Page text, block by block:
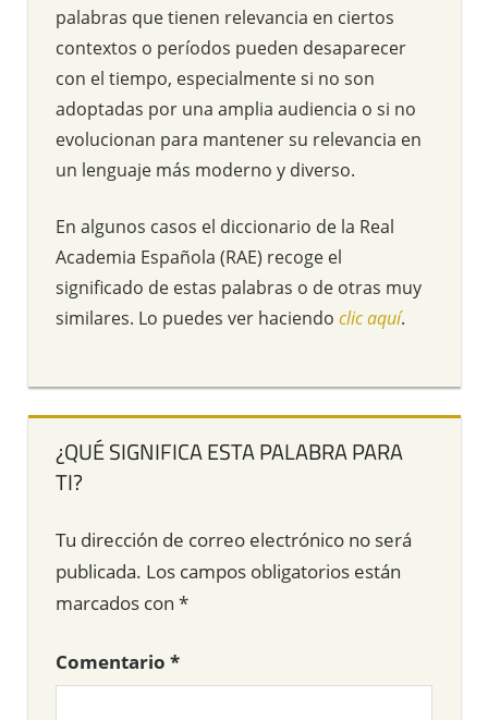
palabras que tienen relevancia en ciertos
contextos o períodos pueden desaparecer
con el tiempo, especialmente si no son
adoptadas por una amplia audiencia o si no
evolucionan para mantener su relevancia en
un lenguaje más moderno y diverso.
En algunos casos el diccionario de la Real
Academia Española (RAE) recoge el
significado de estas palabras o de otras muy
similares. Lo puedes ver haciendo clic aquí.
¿QUÉ SIGNIFICA ESTA PALABRA PARA
TI?
Tu dirección de correo electrónico no será
publicada. Los campos obligatorios están
marcados con *
Comentario *